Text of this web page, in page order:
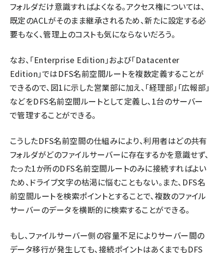
フォルダだけ意識すればよくなる。アクセス権については、
既定のACLがそのまま継承されるため、新たに設定する必
要もなく、管理上のコストも気にならないだろう。
なお、「Enterprise Edition」および「Datacenter
Edition」ではDFS名前空間ルートを複数定義することが
できるので、図1に示した営業部に加え、「経理部」「広報部」
などをDFS名前空間ルートとして定義し、1台のサーバー
で管理することができる。
こうしたDFS名前空間の仕組みにより、利用者はどの共有
フォルダがどのファイルサーバーに存在するかを意識せず、
たった1か所のDFS名前空間ルートのみに接続すればよい
ため、ドライブ文字の枯渇に悩むこともない。また、DFS名
前空間ルートを検索ポイントとすることで、複数のファイル
サーバーのデータを横断的に検索することができる。
もし、ファイルサーバー側の容量不足によりサーバー間の
データ移行が発生しても、接続ポイントはあくまでもDFS